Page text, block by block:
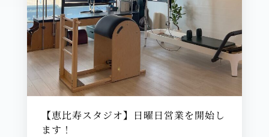
【恵比寿スタジオ】日曜日営業を開始し
ます！